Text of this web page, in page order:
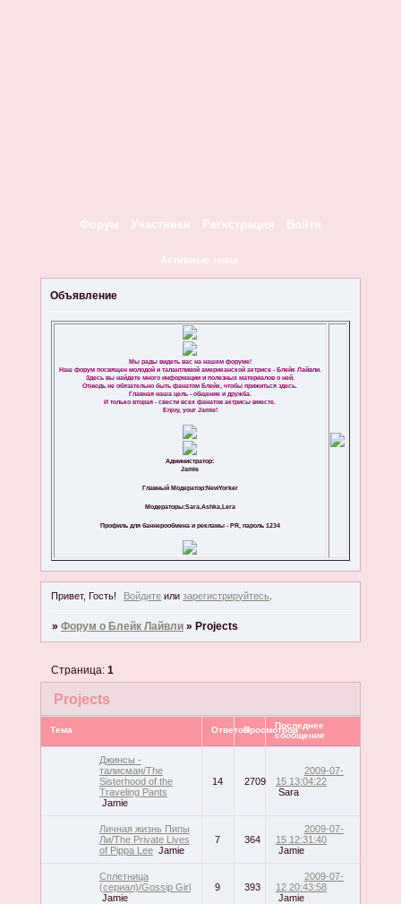
Форум Участники Регистрация Войти
Активные темы
Объявление
Мы рады видеть вас на нашем форуме!
Наш форум посвящен молодой и талантливой американской актрисе - Блейк Лайвли.
Здесь вы найдете много информации и полезных материалов о ней.
Отнюдь не обязательно быть фанатом Блейк, чтобы прижиться здесь.
Главная наша цель - общение и дружба.
И только вторая - свести всех фанатов актрисы вместе.
Enjoy, your Jamie!
Администратор:
Jamie
Главный Модератор:NewYorker
Модераторы:Sara,Ashka,Lera
Профиль для баннерообмена и рекламы - PR, пароль 1234
Привет, Гость! Войдите илизарегистрируйтесь
» Форум о Блейк Лайвли » Projects
Projects
Страница: 1
Тема ОтветовПросмотровПоследнее
сообщение
Джинсы -
талисман/The
Sisterhood of the
Traveling Pants
Jamie
14 2709
2009-07-
15 13:04:22
Sara
Личная жизнь Пипы
Ли/The Private Lives
of Pippa Lee Jamie
7 364
2009-07-
15 12:31:40
Jamie
Cплетница
(сериал)/Gossip Girl
Jamie
9 393
2009-07-
12 20:43:58
Jamie